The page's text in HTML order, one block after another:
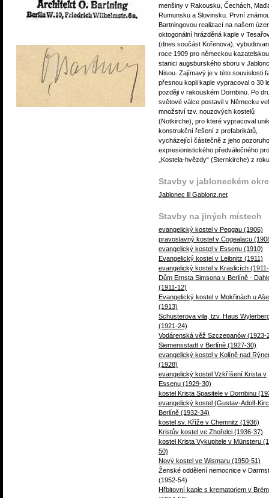
menšiny v Rakousku, Čechách,
Rumunsku a Slovinsku. První
Bartningovou realizací na našem
oktogonální hrázděná kaple v
(dnes součást Kořenova),
roce 1909 pro německou kazatelskou
stanici augsburského sboru v
Nisou. Zajímavý je v této souvislosti
přesnou kopii kaple vypracoval o 30
později v rakouském Dornbinu. Po
světové válce postavil v Německu
množství tzv. nouzových kostelů
(Notkirche), pro které vypracoval
konstrukční řešení z prefabrikátů,
vycházející částečně z jeho
expresionistického předválečného
„Kostela-hvězdy“ (Sternkirche) z
Stavby v jabloneckém
Jablonec lll Gablonz.net
Stavby na jiných místech
evangelický kostel v Peggau (1906)
pravoslavný kostel v Cogealacu
evangelický kostel v Essenu (1910)
Evangelický kostel v Leibnitz (1911)
evangelický kostel v Kraslicích
Dům Ernsta Simsona v Berlíně -
(1911-12)
Evangelický kostel v Mokřinách u Aše
(1913)
Schusterova vila, tzv. Haus
(1921-24)
Vodárenská věž Szczepanów (1923-
Siemensstadt v Berlíně (1927-30)
evangelický kostel v Kolíně nad
(1928)
evangelický kostel Vzkříšení Krista v
Essenu (1929-30)
kostel Krista Spasitele v Dornbinu
evangelický kostel (Gustav-Adolf-
Berlíně (1932-34)
kostel sv. Kříže v Chemnitz (1936)
Kristův kostel ve Zhořelci (1936-37)
kostel Krista Vykupitele v Münsteru
50)
Nový kostel ve Wismaru (1950-51)
Ženské oddělení nemocnice v
(1952-54)
Hřbitovní kaple s krematoriem v